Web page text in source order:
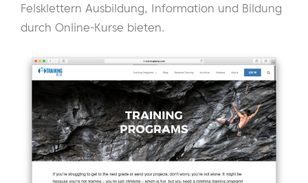
Felsklettern Ausbildung, Information und Bildung
durch Online-Kurse bieten.